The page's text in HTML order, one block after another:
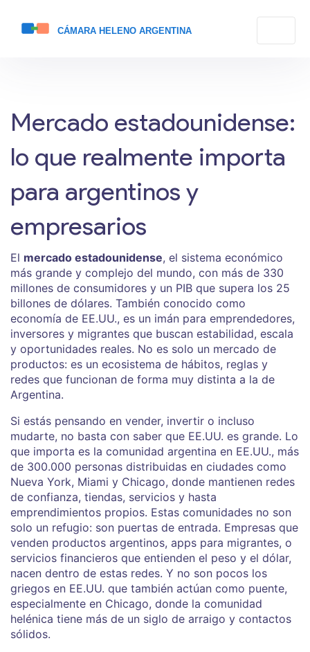
Mercado estadounidense:
lo que realmente importa
para argentinos y
empresarios
El mercado estadounidense, el sistema económico
más grande y complejo del mundo, con más de 330
millones de consumidores y un PIB que supera los 25
billones de dólares. También conocido como
economía de EE.UU., es un imán para emprendedores,
inversores y migrantes que buscan estabilidad, escala
y oportunidades reales. No es solo un mercado de
productos: es un ecosistema de hábitos, reglas y
redes que funcionan de forma muy distinta a la de
Argentina.
Si estás pensando en vender, invertir o incluso
mudarte, no basta con saber que EE.UU. es grande. Lo
que importa es la comunidad argentina en EE.UU., más
de 300.000 personas distribuidas en ciudades como
Nueva York, Miami y Chicago, donde mantienen redes
de confianza, tiendas, servicios y hasta
emprendimientos propios. Estas comunidades no son
solo un refugio: son puertas de entrada. Empresas que
venden productos argentinos, apps para migrantes, o
servicios financieros que entienden el peso y el dólar,
nacen dentro de estas redes. Y no son pocos los
griegos en EE.UU. que también actúan como puente,
especialmente en Chicago, donde la comunidad
helénica tiene más de un siglo de arraigo y contactos
sólidos.